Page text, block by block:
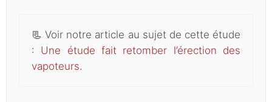
📃 Voir notre article au sujet de cette étude
: Une étude fait retomber l’érection des
vapoteurs.